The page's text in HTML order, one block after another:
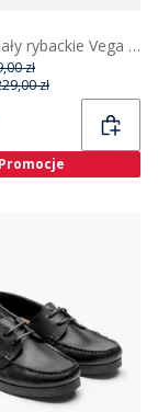
GEOX Sandały rybackie Vega dla niej, kolor Dark Jeans kolor Dk Jeans
zł
zł
Promocje